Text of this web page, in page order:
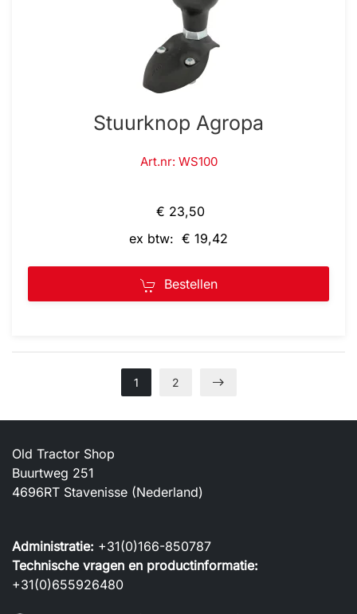
Stuurknop Agropa
Art.nr: WS100
€ 23,50
ex btw: € 19,42
Bestellen
1 2
Old Tractor Shop
Buurtweg 251
4696RT Stavenisse (Nederland)
Administratie: +31(0)166-850787
Technische vragen en productinformatie:
+31(0)655926480